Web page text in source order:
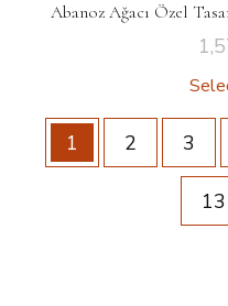
Abanoz Ağacı Özel
1 2 3
13